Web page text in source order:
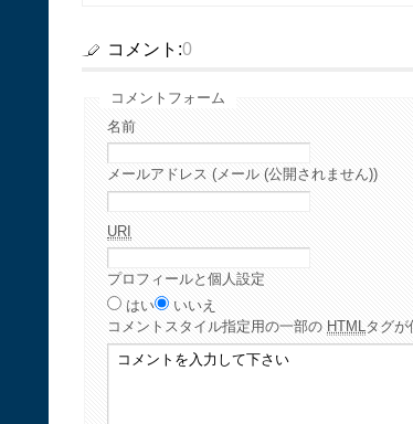
コメント:0
コメントフォーム
名前
メールアドレス (メール (公開されません))
URI
プロフィールと個人設定
はい
いいえ
コメント スタイル指定用の一部の HTMLタグが